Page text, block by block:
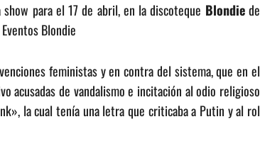
para el 17 de abril, en la discoteque Blondiede
Blondie
feministas y en contra del sistema, que en el
acusadas de vandalismo e incitación al odio religioso
la cual tenía una letra que criticaba a Putin y al rol